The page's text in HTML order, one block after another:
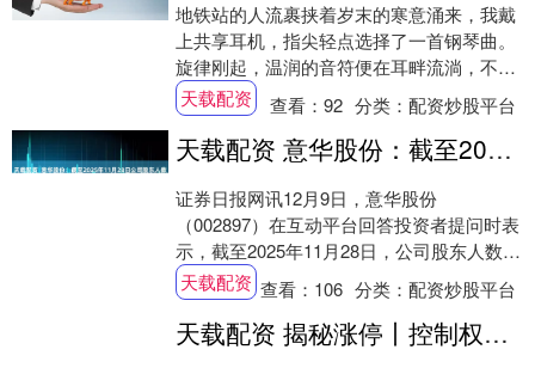
地铁站的人流裹挟着岁末的寒意涌来，我戴
上共享耳机，指尖轻点选择了一首钢琴曲。
旋律刚起，温润的音符便在耳畔流淌，不经
意间转头，竟嗅到一缕清甜——邻座女孩怀
中抱着....
天载配资 查看：92 分类：配资炒股平台
天载配资 意华股份：截至2025年11月28日公司股东人数为29946户
证券日报网讯12月9日，意华股份
（002897）在互动平台回答投资者提问时表
示，截至2025年11月28日，公司股东人数为
29946户。....
天载配资 查看： 106 分类：配资炒股平台
天载配资 揭秘涨停丨控制权拟变更，这只股封单资金超3亿元